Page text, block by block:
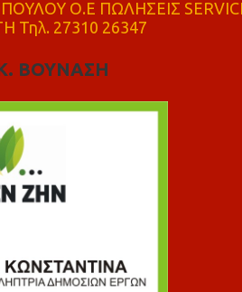
Ο.Ε ΠΩΛΗΣΕΙΣ
Τηλ. 27310 26347
ΒΟΥΝΑΣΗ